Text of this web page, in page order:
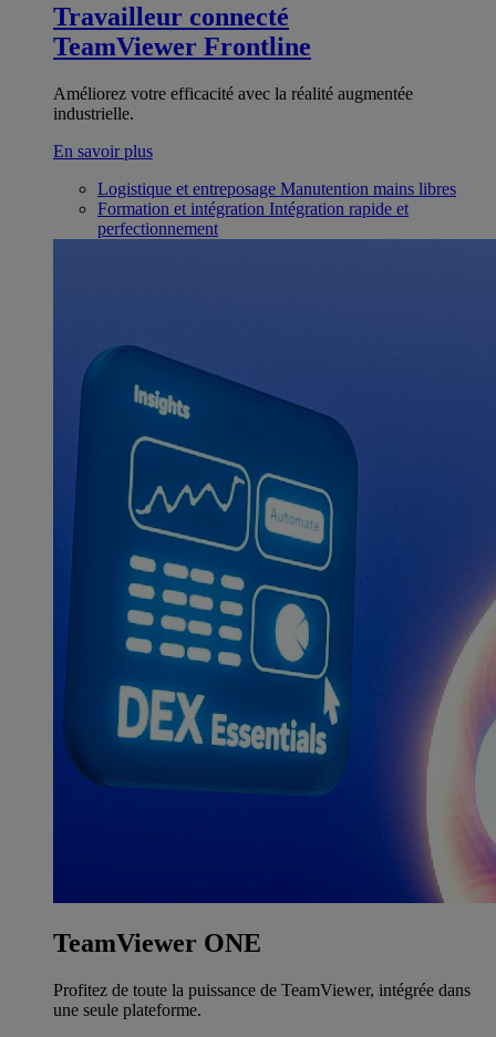
Travailleur connecté
TeamViewer Frontline
Améliorez votre efficacité avec la réalité augmentée
industrielle.
En savoir plus
Logistique et entreposage Manutention mains libres
Formation et intégration Intégration rapide et
perfectionnement
TeamViewer ONE
Profitez de toute la puissance de TeamViewer, intégrée dans
une seule plateforme.